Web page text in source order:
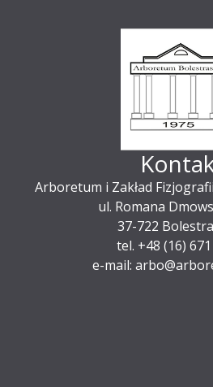
Arboretum i Zakład
ul. Romana
37-722
tel. +48 (16)
e-mail: